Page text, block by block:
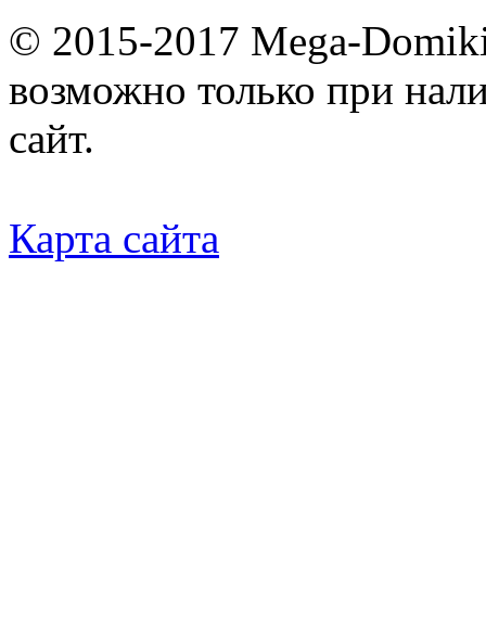
© 2015-2017 Mega-
возможно только при
сайт.
Карта сайта